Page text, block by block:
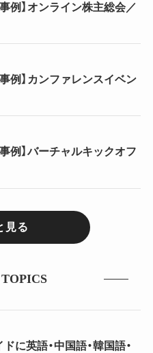
例】オンライン株主総会／
例】カンファレンスイベン
例】バーチャルキックオフ
見る
に英語・中国語・韓国語・